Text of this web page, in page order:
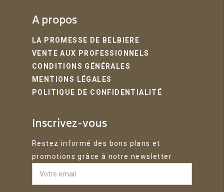
A propos
LA PROMESSE DE BELBIERE
VENTE AUX PROFESSIONNELS
CONDITIONS GÉNÉRALES
MENTIONS LÉGALES
POLITIQUE DE CONFIDENTIALITÉ
Inscrivez-vous
Restez informé des bons plans et
promotions grâce à notre newsletter